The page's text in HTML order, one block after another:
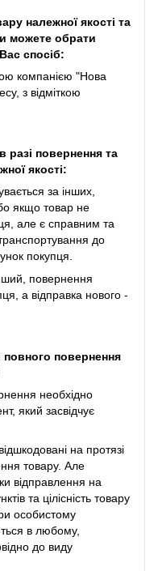
належної якості та
можете обрати
спосіб:
компанією "Нова
з відміткою
разі повернення та
якості:
за інших,
якщо товар не
але є справним та
до
покупця.
повернення
а відправка нового -
повного повернення
необхідно
який засвідчує
на протязі
товару. Але
відправлення на
та цілісність товару
особистому
в любому,
до виду